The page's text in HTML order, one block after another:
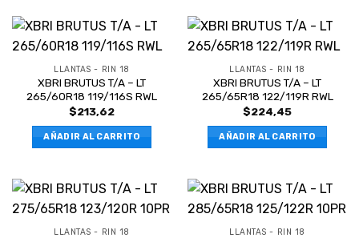
LLANTAS - RIN 18
XBRI BRUTUS T/A – LT
265/60R18 119/116S RWL
$213,62
AÑADIR AL CARRITO
LLANTAS - RIN 18
XBRI BRUTUS T/A – LT
265/65R18 122/119R RWL
$224,45
AÑADIR AL CARRITO
LLANTAS - RIN 18 LLANTAS - RIN 18